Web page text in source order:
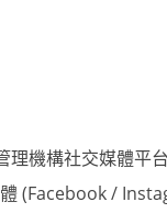
理機構社交媒體平
(Facebook /